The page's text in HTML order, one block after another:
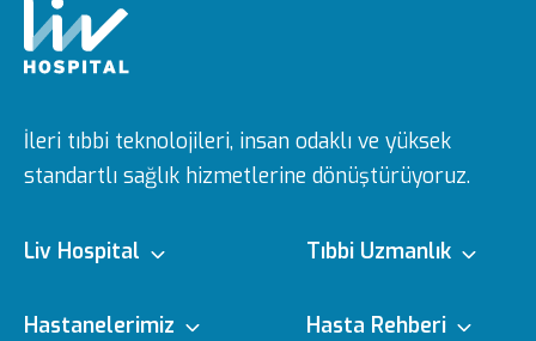
İleri tıbbi teknolojileri, insan odaklı ve yüksek
standartlı sağlık hizmetlerine dönüştürüyoruz.
Liv Hospital
Hastanelerimiz
Tıbbi Uzmanlık
Hasta Rehberi